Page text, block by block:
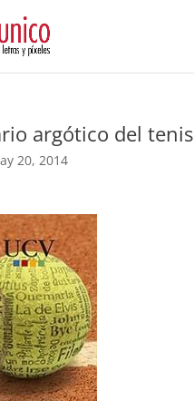
argótico del tenis
20, 2014